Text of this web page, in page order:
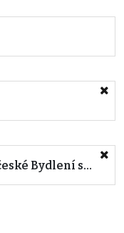
Kamila Brabencová (Středočeské Bydlení s.r.o.)